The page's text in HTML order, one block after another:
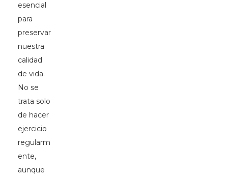
esencial
para
preservar
nuestra
calidad
de vida.
No se
trata solo
de hacer
ejercicio
regularm
ente,
aunque